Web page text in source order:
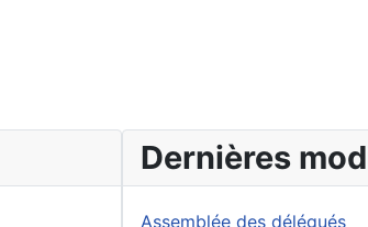
Dernières
Assemblée des délégués